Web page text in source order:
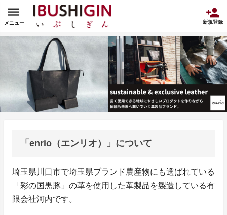
メニュー 新規登録
「enrio（エンリオ）」について
埼玉県川口市で埼玉県ブランド農産物にも選ばれている
「彩の国黒豚」の革を使用した革製品を製造している有
限会社河内です。